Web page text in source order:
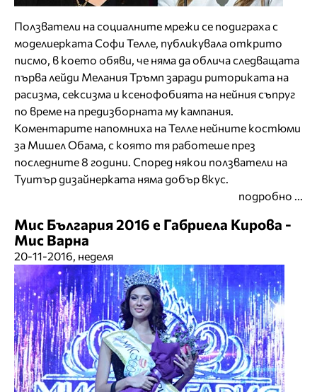
Ползватели на социалните мрежи се подиграха с
моделиерката Софи Телле, публикувала открито
писмо, в което обяви, че няма да облича следващата
първа лейди Мелания Тръмп заради риториката на
расизма, сексизма и ксенофобията на нейния съпруг
по време на предизборната му кампания.
Коментарите напомниха на Телле нейните костюми
за Мишел Обама, с която тя работеше през
последните 8 години. Според някои ползватели на
Туитър дизайнерката няма добър вкус.
подробно ...
Мис България 2016 е Габриела Кирова -
Мис Варна
20-11-2016, неделя